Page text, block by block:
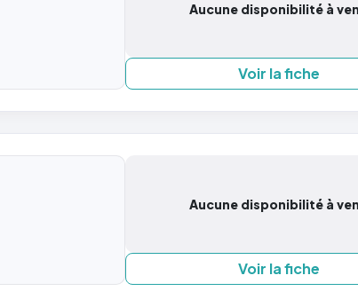
Aucune disponibilité à
Voir la fiche
Aucune disponibilité à
Voir la fiche